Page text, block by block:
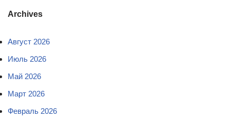
Archives
Август 2026
Июль 2026
Май 2026
Март 2026
Февраль 2026